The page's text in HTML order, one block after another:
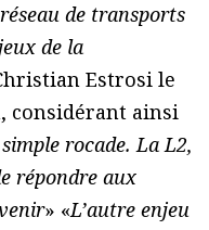
de transports
de la
Estrosi le
considérant ainsi
rocade. La L2,
répondre aux
» «L’autre enjeu